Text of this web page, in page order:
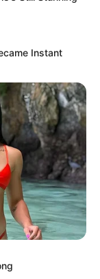
Instant